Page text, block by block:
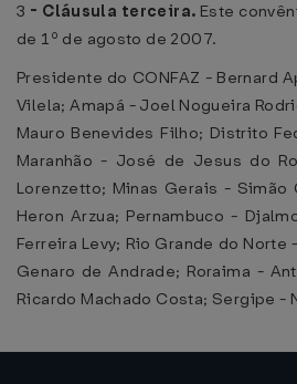
3 - Cláusula terceira. Este
de 1º de agosto de 2007.
Presidente do CONFAZ - Bernard
Vilela; Amapá - Joel Nogueira
Mauro Benevides Filho; Distrito
Maranhão - José de Jesus do
Lorenzetto; Minas Gerais - Simão
Heron Arzua; Pernambuco -
Ferreira Levy; Rio Grande do
Genaro de Andrade; Roraima -
Ricardo Machado Costa; Sergipe -